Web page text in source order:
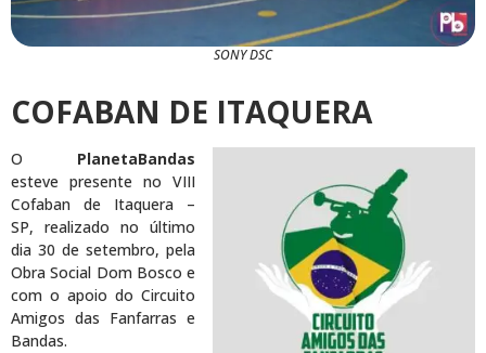
SONY DSC
COFABAN DE ITAQUERA
O PlanetaBandas
esteve presente no VIII
Cofaban de Itaquera –
SP, realizado no último
dia 30 de setembro, pela
Obra Social Dom Bosco e
com o apoio do Circuito
Amigos das Fanfarras e
Bandas.